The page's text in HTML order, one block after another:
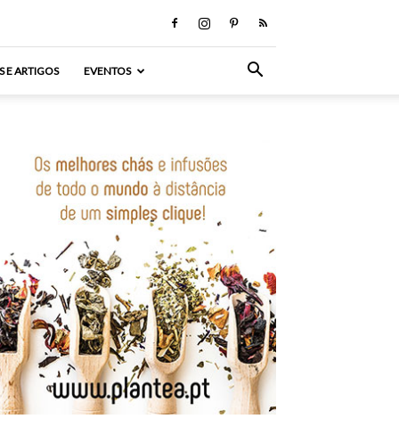
E ARTIGOS EVENTOS